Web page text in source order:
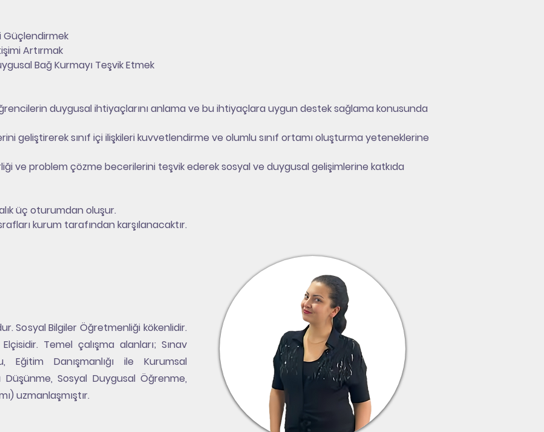
Güçlendirmek
Artırmak
Bağ Kurmayı Teşvik Etmek
duygusal ihtiyaçlarını anlama ve bu ihtiyaçlara uygun destek sağlama konusunda
geliştirerek sınıf içi ilişkileri kuvvetlendirme ve olumlu sınıf ortamı oluşturma yeteneklerine
ve problem çözme becerilerini teşvik ederek sosyal ve duygusal gelişimlerine katkıda
üç oturumdan oluşur.
kurum tarafından karşılanacaktır.
Sosyal Bilgiler Öğretmenliği kökenlidir.
Temel çalışma alanları; Sınav
Eğitim Danışmanlığı ile Kurumsal
Düşünme, Sosyal Duygusal Öğrenme,
uzmanlaşmıştır.